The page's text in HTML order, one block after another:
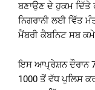
ਬਣਾਉਣ ਦੇ ਹੁਕਮ ਦਿੱਤੇ
ਨਿਗਰਾਨੀ ਲਈ ਵਿੱਤ
ਮੈਂਬਰੀ ਕੈਬਨਿਟ ਸਬ
ਇਸ ਆਪ੍ਰੇਸ਼ਨ ਦੌਰਾਨ
1000 ਤੋਂ ਵੱਧ ਪੁਲਿਸ